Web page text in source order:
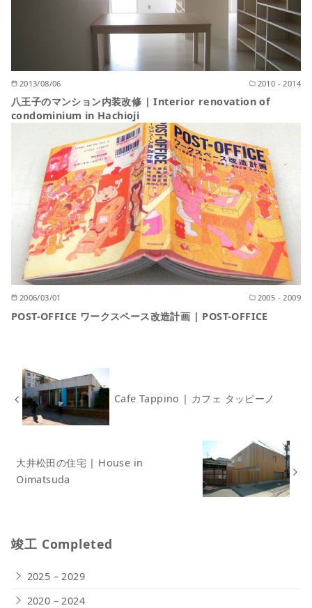
2013/08/06 2010 - 2014
八王子のマンション内装改修 | Interior renovation of
condominium in Hachioji
2006/03/01 2005 - 2009
POST-OFFICE ワークスペース改造計画 | POST-OFFICE
Cafe Tappino | カフェ タッピーノ
大井松田の住宅 | House in
Oimatsuda
竣工 Completed
2025 – 2029
2020 – 2024